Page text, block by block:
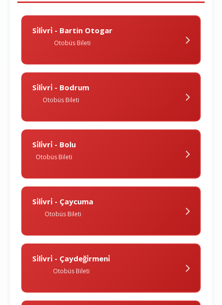
Si̇li̇vri̇ - Bartin Otogar
Otobüs Bileti
Si̇li̇vri̇ - Bodrum
Otobüs Bileti
Si̇li̇vri̇ - Bolu
Otobüs Bileti
Si̇li̇vri̇ - Çaycuma
Otobüs Bileti
Si̇li̇vri̇ - Çaydeği̇rmeni̇
Otobüs Bileti